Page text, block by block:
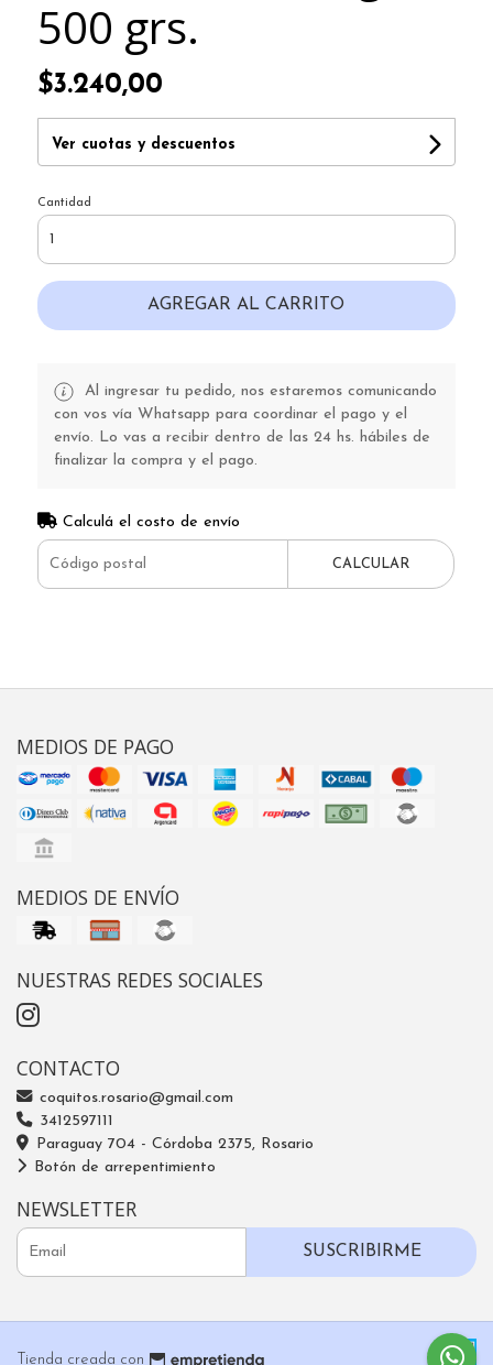
500 grs.
$3.240,00
Ver cuotas y descuentos
Cantidad
AGREGAR AL CARRITO
Al ingresar tu pedido, nos estaremos comunicando
con vos vía Whatsapp para coordinar el pago y el
envío. Lo vas a recibir dentro de las 24 hs. hábiles de
finalizar la compra y el pago.
Calculá el costo de envío
CALCULAR
MEDIOS DE PAGO
MEDIOS DE ENVÍO
NUESTRAS REDES SOCIALES
CONTACTO
coquitos.rosario@gmail.com
3412597111
Paraguay 704 - Córdoba 2375, Rosario
Botón de arrepentimiento
NEWSLETTER
SUSCRIBIRME
Tienda creada con